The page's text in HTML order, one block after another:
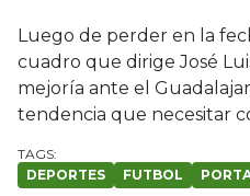
Luego de perder en la
cuadro que dirige José
mejoría ante el
tendencia que necesitar
DEPORTES FUTBOL